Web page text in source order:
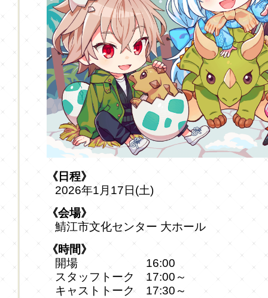
《日程》
2026年1月17日(土)
《会場》
鯖江市文化センター 大ホール
《時間》
開場 16:00
スタッフトーク 17:00～
キャストトーク 17:30～